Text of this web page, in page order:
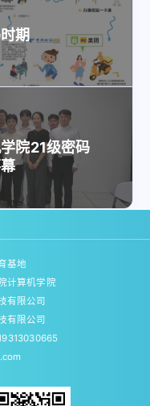
期
院21级密码
基地
计算机学院
限公司
有限公司